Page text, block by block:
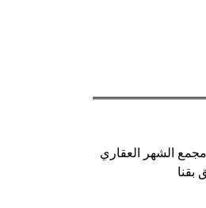
مجمع الشهر العقاري
بقنا